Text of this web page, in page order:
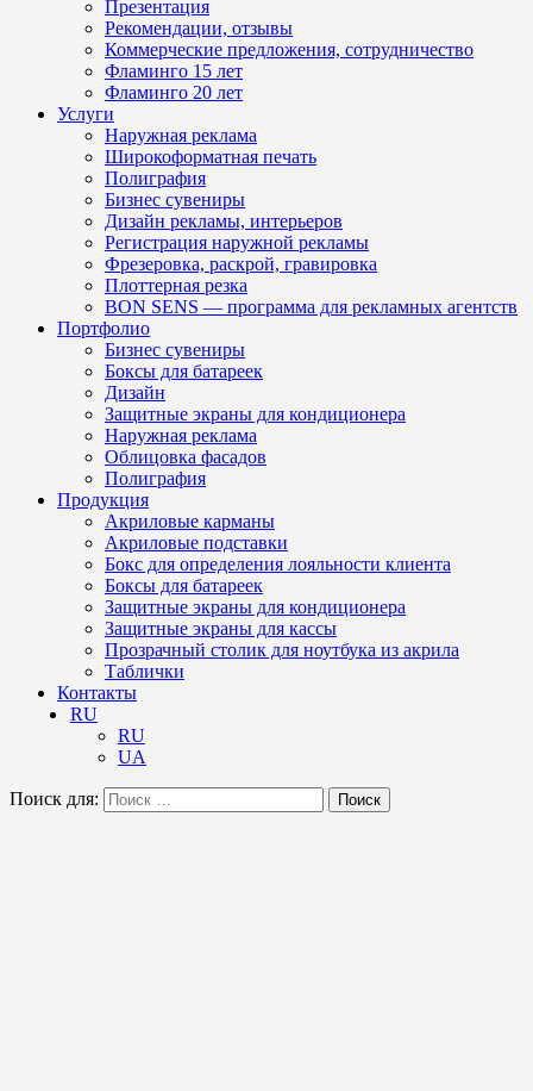
Презентация
Рекомендации, отзывы
Коммерческие предложения, сотрудничество
Фламинго 15 лет
Фламинго 20 лет
Услуги
Наружная реклама
Широкоформатная печать
Полиграфия
Бизнес сувениры
Дизайн рекламы, интерьеров
Регистрация наружной рекламы
Фрезеровка, раскрой, гравировка
Плоттерная резка
BON SENS — программа для рекламных агентств
Портфолио
Бизнес сувениры
Боксы для батареек
Дизайн
Защитные экраны для кондиционера
Наружная реклама
Облицовка фасадов
Полиграфия
Продукция
Акриловые карманы
Акриловые подставки
Бокс для определения лояльности клиента
Боксы для батареек
Защитные экраны для кондиционера
Защитные экраны для кассы
Прозрачный столик для ноутбука из акрила
Таблички
Контакты
RU
RU
UA
Поиск для: Поиск